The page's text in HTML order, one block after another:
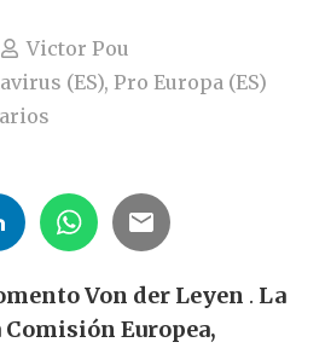
Victor Pou
(ES),Pro Europa (ES)
Von der Leyen . La
Europea,